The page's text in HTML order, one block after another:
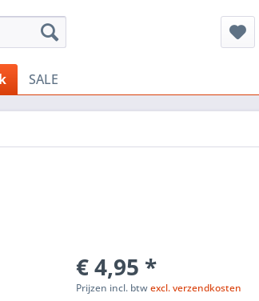
SALE
€ 4,95 *
Prijzen incl. btwexcl. verzendkosten